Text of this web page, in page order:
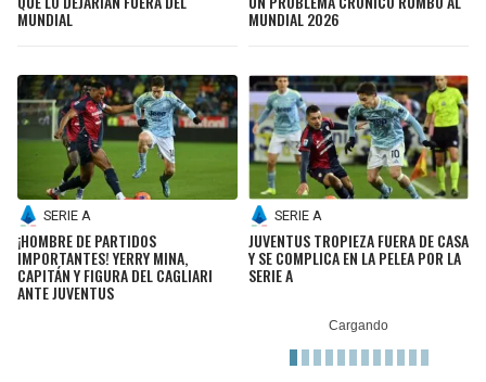
MUNDIAL MUNDIAL 2026
SERIE A
¡HOMBRE DE PARTIDOS
IMPORTANTES! YERRY MINA,
CAPITÁN Y FIGURA DEL CAGLIARI
ANTE JUVENTUS
SERIE A
JUVENTUS TROPIEZA FUERA DE CASA
Y SE COMPLICA EN LA PELEA POR LA
SERIE A